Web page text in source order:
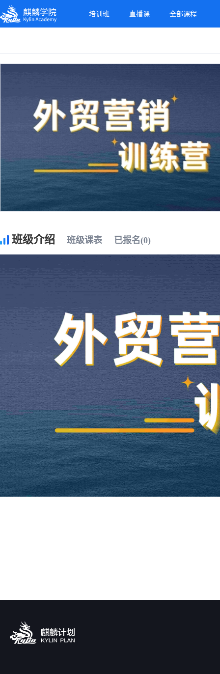
麒麟学院
Kylin Academy 培训班 直播课 全部课程
班级介绍 班级课表 已报名(0)